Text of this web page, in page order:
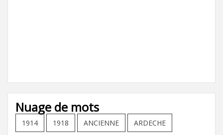
Nuage de mots
1914 1918 ANCIENNE ARDECHE